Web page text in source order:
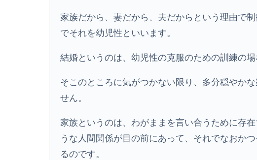
家族だから、妻だから、夫だからという理由で
でそれを幼児性といいます。
結婚というのは、幼児性の克服のための訓練の場
そこのところに気がつかない限り、多分穏やか
せん。
家族というのは、わがままを言い合うために存
うな人間関係が目の前にあって、それでなおか
るのです。